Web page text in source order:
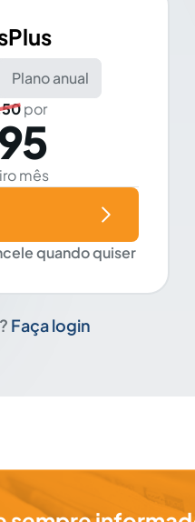
Plano anual
por
mês
quando quiser
Faça login